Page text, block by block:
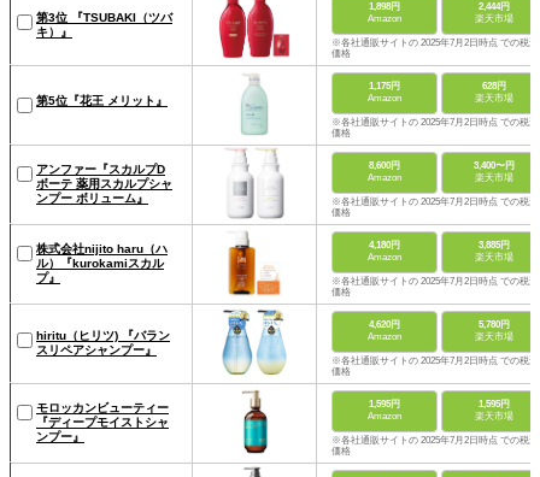
第3位 『TSUBAKI（ツバ
キ）』
1,898円
Amazon
2,444円
楽天市場
※各社通販サイトの 2025年7月2日時点 での税込
価格
第5位『花王 メリット』
1,175円
Amazon
628円
楽天市場
※各社通販サイトの 2025年7月2日時点 での税込
価格
アンファー『スカルプD
ボーテ 薬用スカルプシャ
ンプー ボリューム』
8,600円
Amazon
3,400〜円
楽天市場
※各社通販サイトの 2025年7月2日時点 での税込
価格
株式会社nijito haru（ハ
ル）『kurokamiスカル
プ』
4,180円
Amazon
3,885円
楽天市場
※各社通販サイトの 2025年7月2日時点 での税込
価格
hiritu（ヒリツ) 『バラン
スリペアシャンプー』
4,620円
Amazon
5,780円
楽天市場
※各社通販サイトの 2025年7月2日時点 での税込
価格
モロッカンビューティー
『ディープモイストシャ
ンプー』
1,595円
Amazon
1,595円
楽天市場
※各社通販サイトの 2025年7月2日時点 での税込
価格